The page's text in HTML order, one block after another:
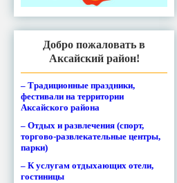
Добро пожаловать в
Аксайский район!
– Традиционные праздники,
фестивали на территории
Аксайского района
– Отдых и развлечения (спорт,
торгово-развлекательные центры,
парки)
– К услугам отдыхающих отели,
гостиницы